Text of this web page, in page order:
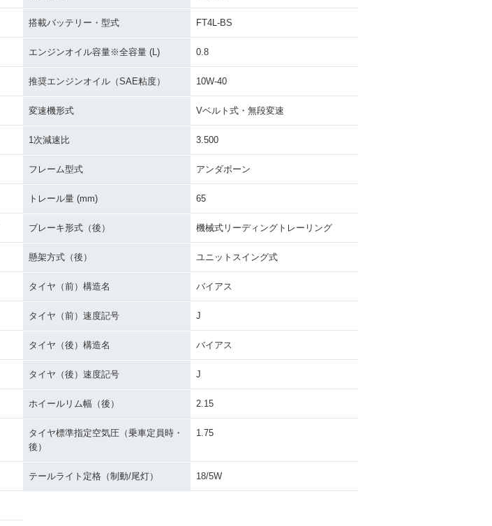
搭載バッテリー・型式 FT4L-BS
エンジンオイル容量※全容量 (L) 0.8
推奨エンジンオイル（SAE粘度） 10W-40
変速機形式 Vベルト式・無段変速
1次減速比 3.500
フレーム型式 アンダボーン
トレール量 (mm) 65
ブレーキ形式（後） 機械式リーディングトレーリング
懸架方式（後） ユニットスイング式
タイヤ（前）構造名 バイアス
タイヤ（前）速度記号 J
タイヤ（後）構造名 バイアス
タイヤ（後）速度記号 J
ホイールリム幅（後） 2.15
タイヤ標準指定空気圧（乗車定員時・
後）
1.75
テールライト定格（制動/尾灯） 18/5W